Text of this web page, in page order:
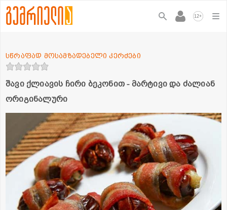
12+
შავი ქლიავის ჩირი ბეკონით - მარტივი და ძალიან
ორიგინალური
სწრაფად მოსამზადებელი კერძები